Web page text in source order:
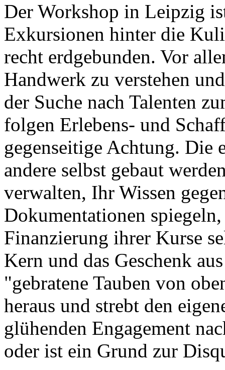
Der Workshop in Leipzig
Exkursionen hinter die
recht erdgebunden. Vor
Handwerk zu verstehen
der Suche nach Talenten
folgen Erlebens- und
gegenseitige Achtung. Die
andere selbst gebaut
verwalten, Ihr Wissen
Dokumentationen
Finanzierung ihrer Kurse
Kern und das Geschenk
"gebratene Tauben von
heraus und strebt den
glühenden Engagement
oder ist ein Grund zur